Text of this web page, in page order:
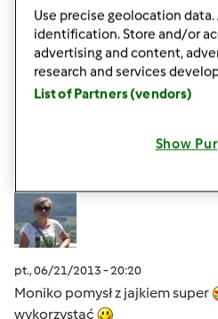
Góra
Zalogujlub
pt., 06/21/2013 - 20:20
Moniko pomysł z jajkiem super
wykorzystać
Use precise geolocation
identification. Store and/or
advertising and content,
research and services
List of Partners (vendors)
Show